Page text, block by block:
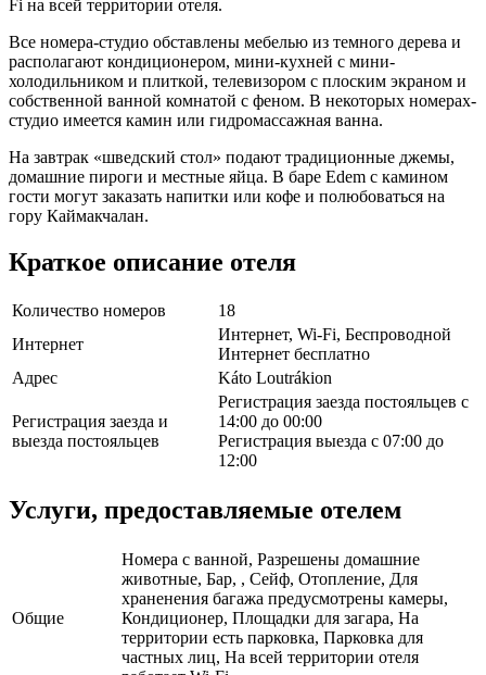
Fi на всей территории отеля.
Все номера-студио обставлены мебелью из темного дерева и
располагают кондиционером, мини-кухней с мини-
холодильником и плиткой, телевизором с плоским экраном и
собственной ванной комнатой с феном. В некоторых номерах-
студио имеется камин или гидромассажная ванна.
На завтрак «шведский стол» подают традиционные джемы,
домашние пироги и местные яйца. В баре Edem с камином
гости могут заказать напитки или кофе и полюбоваться на
гору Каймакчалан.
Краткое описание отеля
Количество номеров
18
Интернет
Интернет, Wi-Fi, Беспроводной
Интернет бесплатно
Адрес
Káto Loutrákion
Регистрация заезда и
выезда постояльцев
Регистрация заезда постояльцев с
14:00 до 00:00
Регистрация выезда с 07:00 до
12:00
Услуги, предоставляемые отелем
Общие
Номера с ванной, Разрешены домашние
животные, Бар, , Сейф, Отопление, Для
храненения багажа предусмотрены камеры,
Кондиционер, Площадки для загара, На
территории есть парковка, Парковка для
частных лиц, На всей территории отеля